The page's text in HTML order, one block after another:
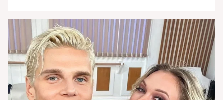
partorirà e non sarà in Italia. Secondo il settimanale
Chi, Aurora darà alla luce il suo bimbo in Svizzera
precisamente nella [']